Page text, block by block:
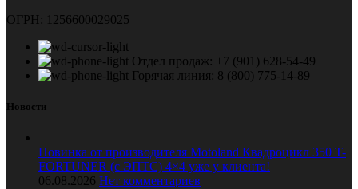
ОГРН: 1256600029025
Отдел продаж: +7 (901) 628-54-49
Горячая линия: 8 (800) 775-14-89
Новости
Новинка от производителя Motoland Квадроцикл 350 T-
FORTUNER (с ЭПТС) 4×4 уже у клиента!
06.08.2026 Нет комментариев